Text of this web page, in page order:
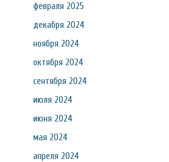
февраля 2025
декабря 2024
ноября 2024
октября 2024
сентября 2024
июля 2024
июня 2024
мая 2024
апреля 2024